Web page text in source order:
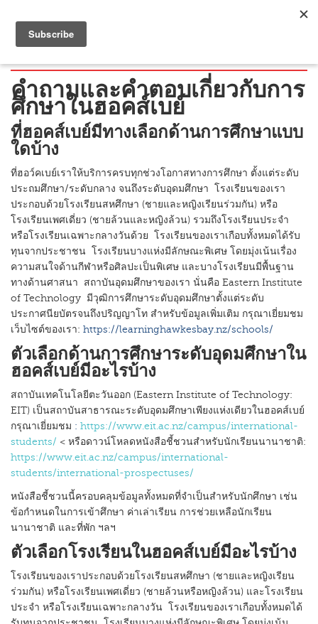
คำถามและคำตอบเกี่ยวกับการ
ศึกษาในฮอคส์เบย์
ที่ฮอคส์เบย์มีทางเลือกด้านการศึกษาแบบ
ใดบ้าง
ที่ฮอว์คเบย์เราให้บริการครบทุกช่วงโอกาสทางการศึกษา ตั้งแต่ระดับ
ประถมศึกษา/ระดับกลาง จนถึงระดับอุดมศึกษา โรงเรียนของเรา
ประกอบด้วยโรงเรียนสหศึกษา (ชายและหญิงเรียนร่วมกัน) หรือ
โรงเรียนเพศเดี่ยว (ชายล้วนและหญิงล้วน) รวมถึงโรงเรียนประจำ
หรือโรงเรียนเฉพาะกลางวันด้วย โรงเรียนของเราเกือบทั้งหมดได้รับ
ทุนจากประชาชน โรงเรียนบางแห่งมีลักษณะพิเศษ โดยมุ่งเน้นเรื่อง
ความสนใจด้านกีฬาหรือศิลปะเป็นพิเศษ และบางโรงเรียนมีพื้นฐาน
ทางด้านศาสนา สถาบันอุดมศึกษาของเรา นั่นคือ Eastern Institute
of Technology มีวุฒิการศึกษาระดับอุดมศึกษาตั้งแต่ระดับ
ประกาศนียบัตรจนถึงปริญญาโท สำหรับข้อมูลเพิ่มเติม กรุณาเยี่ยมชม
เว็บไซต์ของเรา: https://learninghawkesbay.nz/schools/
ตัวเลือกด้านการศึกษาระดับอุดมศึกษาใน
ฮอคส์เบย์มีอะไรบ้าง
สถาบันเทคโนโลยีตะวันออก (Eastern Institute of Technology:
EIT) เป็นสถาบันสาธารณะระดับอุดมศึกษาเพียงแห่งเดียวในฮอคส์เบย์
กรุณาเยี่ยมชม : https://www.eit.ac.nz/campus/international-
students/ < หรือดาวน์โหลดหนังสือชี้ชวนสำหรับนักเรียนนานาชาติ:
https://www.eit.ac.nz/campus/international-
students/international-prospectuses/
หนังสือชี้ชวนนี้ครอบคลุมข้อมูลทั้งหมดที่จำเป็นสำหรับนักศึกษา เช่น
ข้อกำหนดในการเข้าศึกษา ค่าเล่าเรียน การช่วยเหลือนักเรียน
นานาชาติ และที่พัก ฯลฯ
ตัวเลือกโรงเรียนในฮอคส์เบย์มีอะไรบ้าง
โรงเรียนของเราประกอบด้วยโรงเรียนสหศึกษา (ชายและหญิงเรียน
ร่วมกัน) หรือโรงเรียนเพศเดี่ยว (ชายล้วนหรือหญิงล้วน) และโรงเรียน
ประจำ หรือโรงเรียนเฉพาะกลางวัน โรงเรียนของเราเกือบทั้งหมดได้